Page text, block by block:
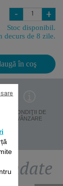
- +
Stoc disponibil.
decurs de 8 zile.
în coş
CONDIŢII DE
VÂNZARE